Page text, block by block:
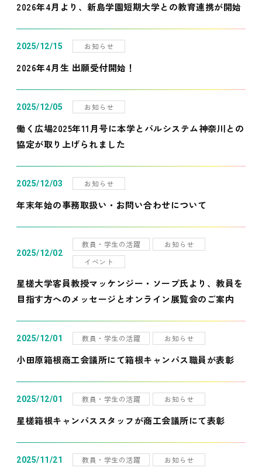
2026年4月より、新島学園短期大学との教育連携が開始
2025/12/15 お知らせ
2026年4月生 出願受付開始！
2025/12/05 お知らせ
働く広場2025年11月号に本学とパルシステム神奈川との
協定が取り上げられました
2025/12/03 お知らせ
年末年始の事務取扱い・お問い合わせについて
2025/12/02
教員・学生の活躍
お知らせ
イベント
星槎大学客員教授マッケンジー・ソープ氏より、教員を
目指す方へのメッセージとオンライン展覧会のご案内
2025/12/01 教員・学生の活躍 お知らせ
小田原箱根商工会議所にて箱根キャンパス職員が表彰
2025/12/01 教員・学生の活躍 お知らせ
星槎箱根キャンパススタッフが商工会議所にて表彰
2025/11/21 教員・学生の活躍 お知らせ